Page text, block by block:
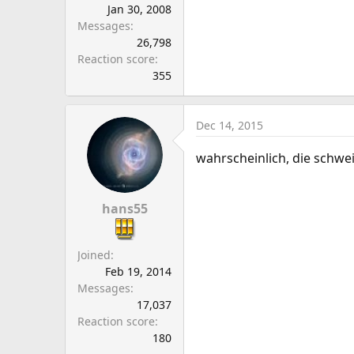
Jan 30, 2008
Messages
26,798
Reaction score
355
hans55
Joined
Feb 19, 2014
Messages
17,037
Reaction score
180
Dec 14, 2015
wahrscheinlich, die